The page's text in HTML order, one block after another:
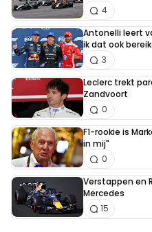
4
Antonelli leert
ik dat ook
3
Leclerc trekt
Zandvoort
0
F1-rookie is
in mij"
0
Verstappen en
Mercedes
15